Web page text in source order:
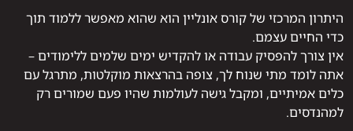
היתרון המרכזי של קורס אונליין הוא שהוא מאפשר ללמוד תוך
כדי החיים עצמם.
אין צורך להפסיק עבודה או להקדיש ימים שלמים ללימודים –
אתה לומד מתי שנוח לך, צופה בהרצאות מוקלטות, מתרגל עם
כלים אמיתיים, ומקבל גישה לעולמות שהיו פעם שמורים רק
למהנדסים.